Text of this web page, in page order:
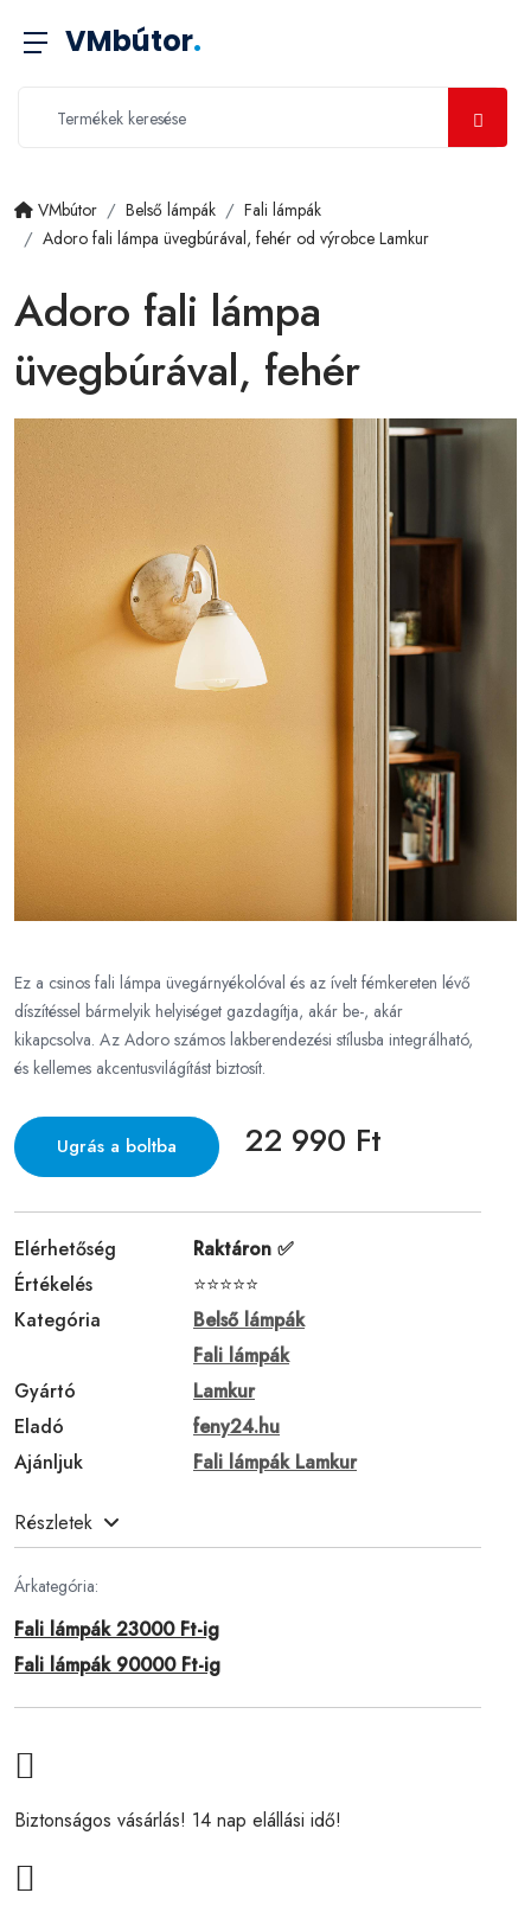
VMbútor.
VMbútor Belső lámpák
Fali lámpák
Adoro fali lámpa üvegbúrával, fehér od výrobce Lamkur
Adoro fali lámpa
üvegbúrával, fehér
Ez a csinos fali lámpa üvegárnyékolóval és az ívelt fémkereten lévő
díszítéssel bármelyik helyiséget gazdagítja, akár be-, akár
kikapcsolva. Az Adoro számos lakberendezési stílusba integrálható,
és kellemes akcentusvilágítást biztosít.
Ugrás a boltba 22 990 Ft
Elérhetőség
Raktáron ✅
Értékelés
⭐⭐⭐⭐⭐
Kategória
Belső lámpák
Fali lámpák
Gyártó
Lamkur
Eladó
feny24.hu
Ajánljuk
Fali lámpák Lamkur
Részletek
Árkategória:
Fali lámpák 23000 Ft-ig
Fali lámpák 90000 Ft-ig
Biztonságos vásárlás! 14 nap elállási idő!